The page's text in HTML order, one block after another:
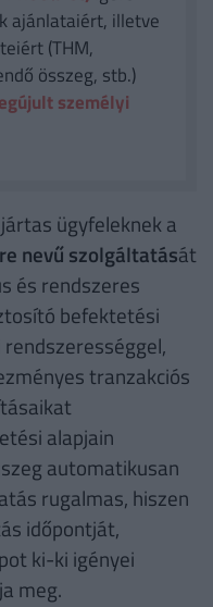
ajánlataiért, illetve
(THM,
összeg, stb.)
személyi
ügyfeleknek a
nevű szolgáltatását
és rendszeres
befektetési
tranzakciós
alapjain
automatikusan
rugalmas, hiszen
időpontját,
ki-ki igényei
meg.